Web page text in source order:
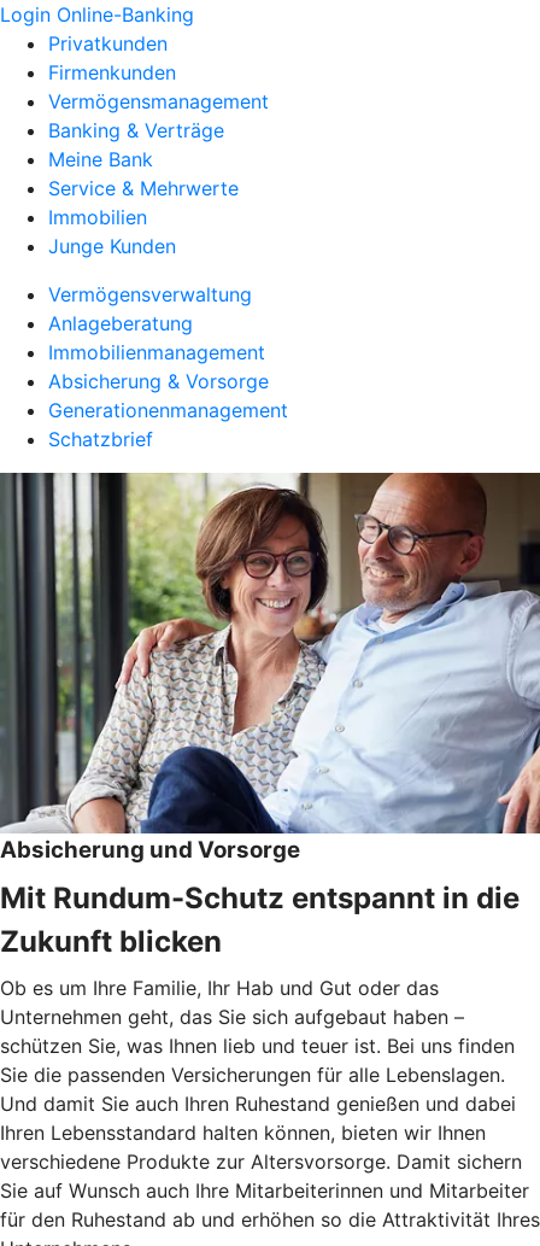
Login Online-Banking
Privatkunden
Firmenkunden
Vermögensmanagement
Banking & Verträge
Meine Bank
Service & Mehrwerte
Immobilien
Junge Kunden
Vermögensverwaltung
Anlageberatung
Immobilienmanagement
Absicherung & Vorsorge
Generationenmanagement
Schatzbrief
Absicherung und Vorsorge
Mit Rundum-Schutz entspannt in die
Zukunft blicken
Ob es um Ihre Familie, Ihr Hab und Gut oder das
Unternehmen geht, das Sie sich aufgebaut haben –
schützen Sie, was Ihnen lieb und teuer ist. Bei uns finden
Sie die passenden Versicherungen für alle Lebenslagen.
Und damit Sie auch Ihren Ruhestand genießen und dabei
Ihren Lebensstandard halten können, bieten wir Ihnen
verschiedene Produkte zur Altersvorsorge. Damit sichern
Sie auf Wunsch auch Ihre Mitarbeiterinnen und Mitarbeiter
für den Ruhestand ab und erhöhen so die Attraktivität Ihres